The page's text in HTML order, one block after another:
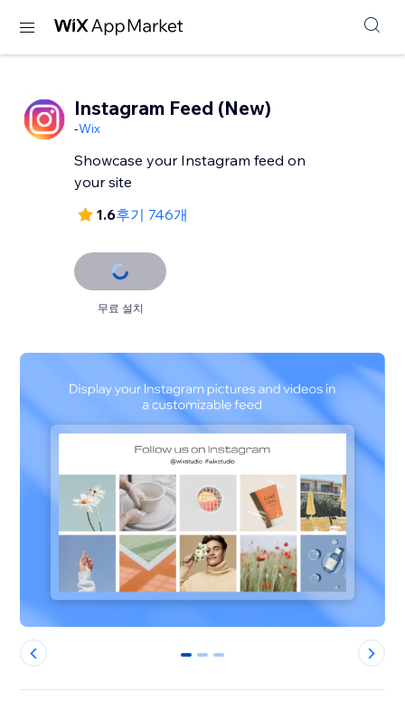
Instagram Feed (New)
-Wix
Showcase your Instagram feed on
your site
1.6후기 746개
무료 설치
0 1 2